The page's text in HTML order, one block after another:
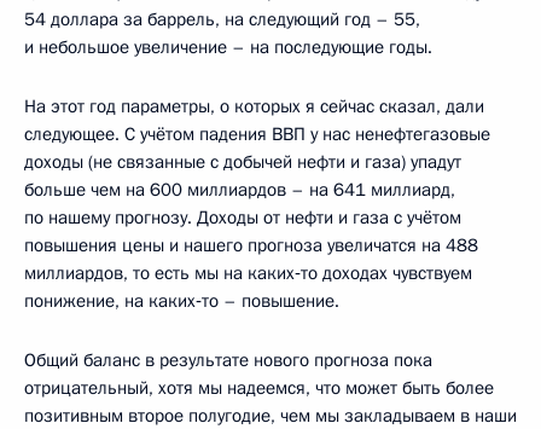
54 доллара за баррель, на следующий год – 55,
и небольшое увеличение – на последующие годы.
На этот год параметры, о которых я сейчас сказал, дали
следующее. С учётом падения ВВП у нас ненефтегазовые
доходы (не связанные с добычей нефти и газа) упадут
больше чем на 600 миллиардов – на 641 миллиард,
по нашему прогнозу. Доходы от нефти и газа с учётом
повышения цены и нашего прогноза увеличатся на 488
миллиардов, то есть мы на каких‑то доходах чувствуем
понижение, на каких‑то – повышение.
Общий баланс в результате нового прогноза пока
отрицательный, хотя мы надеемся, что может быть более
позитивным второе полугодие, чем мы закладываем в наши